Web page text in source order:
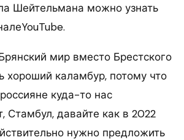
Шейтельмана можно узнать
мир вместо Брестского
хороший каламбур, потому что
куда-то нас
Стамбул, давайте как в 2022
нужно предложить